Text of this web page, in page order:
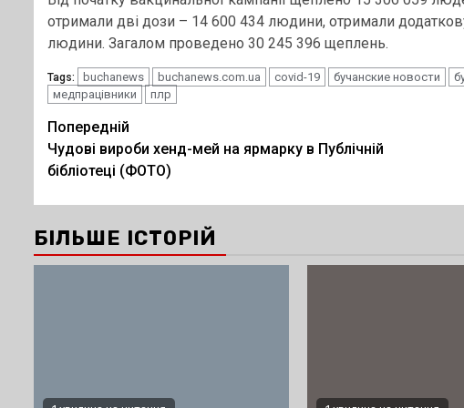
отримали дві дози – 14 600 434 людини, отримали
людини. Загалом проведено 30 245 396 щеплень.
Tags: buchanews buchanews.com.ua covid-19 бучанские новости
медпрацівники
плр
Post
navigation
Попередній
Чудові вироби хенд-мей на ярмарку в Публічній
бібліотеці (ФОТО)
БІЛЬШЕ ІСТОРІЙ